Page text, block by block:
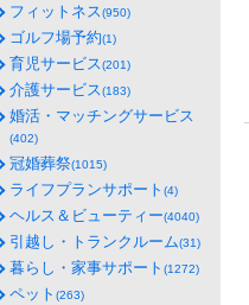
フィットネス(950)
ゴルフ場予約(1)
育児サービス(201)
介護サービス(183)
婚活・マッチングサービス
(402)
冠婚葬祭(1015)
ライフプランサポート (4)
ヘルス＆ビューティー(4040)
引越し・トランクルーム(31)
暮らし・家事サポート (1272)
ペット (263)